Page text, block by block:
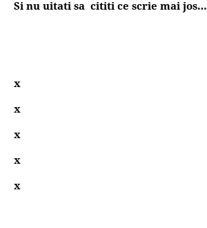
Si nu uitati sa cititi ce scrie mai jos…
x
x
x
x
x